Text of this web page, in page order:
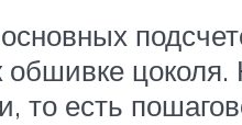
обшивке
то есть